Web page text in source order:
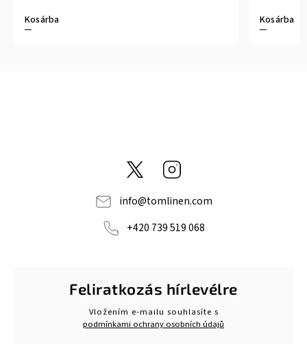
Kosárba Kosárba
@tom_linen
info@tomlinen.com
+420 739 519 068
Feliratkozás hírlevélre
Vložením e-mailu souhlasíte s
podmínkami ochrany osobních údajů